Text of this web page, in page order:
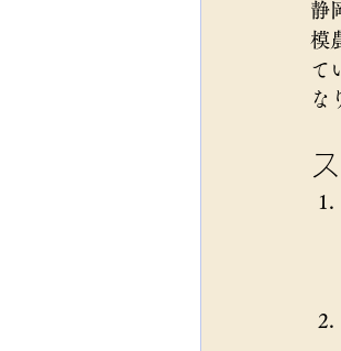
静
模
て
な